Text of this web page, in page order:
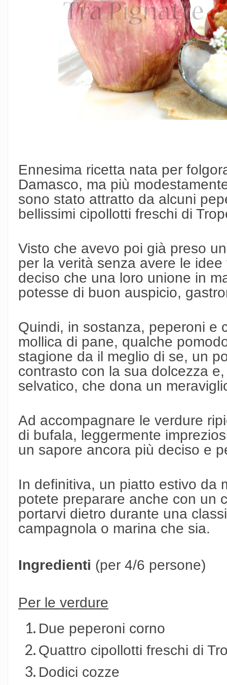
Ennesima ricetta nata per
Damasco, ma più
sono stato attratto da alcuni
bellissimi cipollotti freschi di
Visto che avevo poi già preso
per la verità senza avere le
deciso che una loro unione in
potesse di buon auspicio,
Quindi, in sostanza, peperoni e
mollica di pane, qualche
stagione da il meglio di se, un
contrasto con la sua dolcezza
selvatico, che dona un
Ad accompagnare le verdure
di bufala, leggermente
un sapore ancora più deciso e
In definitiva, un piatto estivo da
potete preparare anche con un
portarvi dietro durante una
campagnola o marina che sia.
Ingredienti (per 4/6 persone)
Per le verdure
Due peperoni corno
Quattro cipollotti freschi di
Dodici cozze